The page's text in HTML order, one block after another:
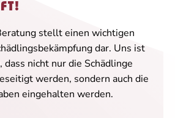
stellt einen wichtigen
dar. Uns ist
nicht nur die Schädlinge
werden, sondern auch die
eingehalten werden.